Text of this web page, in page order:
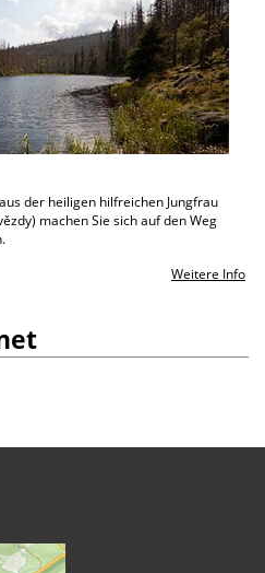
der heiligen hilfreichen Jungfrau
machen Sie sich auf den Weg
Weitere Info